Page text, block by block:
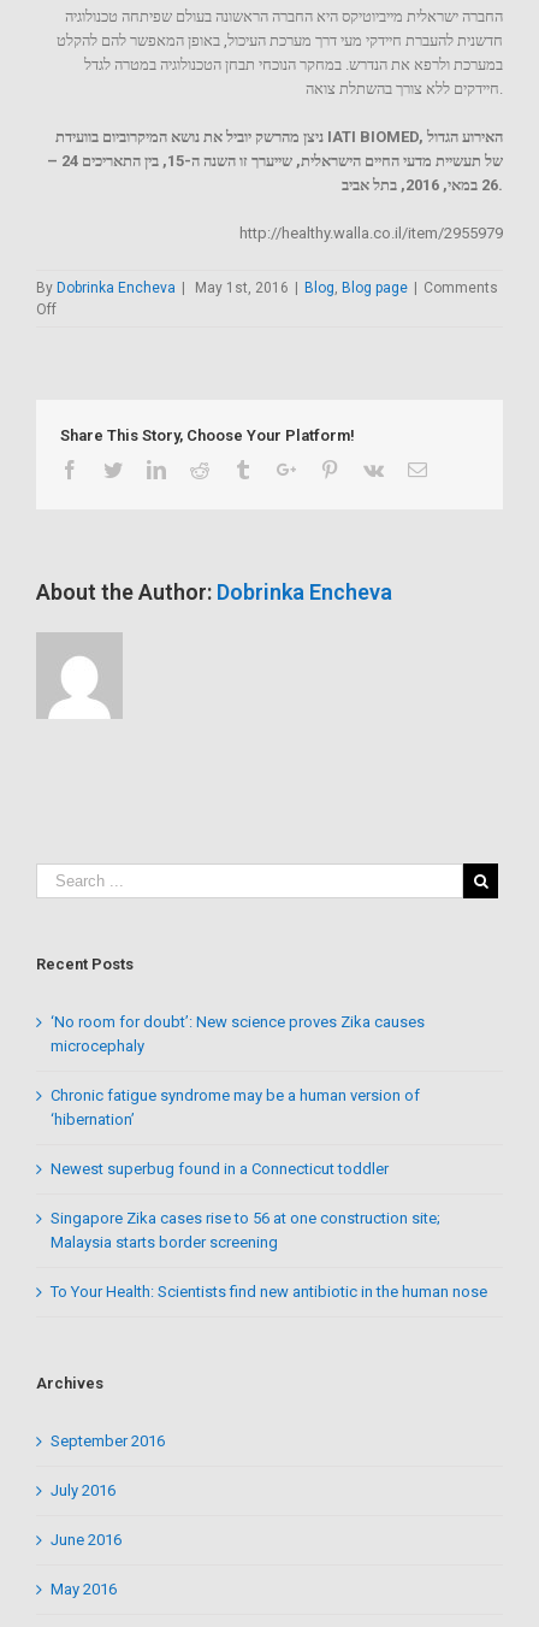
החברה ישראלית מייביוטיקס היא החברה הראשונה בעולם שפיתחה טכנולוגיה
חדשנית להעברת חיידקי מעי דרך מערכת העיכול, באופן המאפשר להם להקלט
במערכת ולרפא את הנדרש. במחקר הנוכחי תבחן הטכנולוגיה במטרה לגדל
ניצן מהרשק יוביל את נושא המיקרוביום בוועידת IATI BIOMED, האירוע הגדול
של תעשיית מדעי החיים הישראלית, שייערך זו השנה ה-15, בין התאריכים 24 –
26 במאי, 2016, בתל אביב.
http://healthy.walla.co.il/item/2955979
By Dobrinka Encheva | May 1st, 2016 | Blog Blog page | Comments
Offon
lose
weight
include
Share This Story, Choose Your Platform!
Facebook
TwitterLinkedinReddit TumblrGoogle+Pinterest
Vk Email
About the Author: Dobrinka Encheva
Recent Posts
‘No room for doubt’: New science proves Zika causes
microcephaly
Chronic fatigue syndrome may be a human version of
‘hibernation’
Newest superbug found in a Connecticut toddler
Singapore Zika cases rise to 56 at one construction site;
Malaysia starts border screening
To Your Health: Scientists find new antibiotic in the human nose
Archives
September 2016
July 2016
June 2016
May 2016